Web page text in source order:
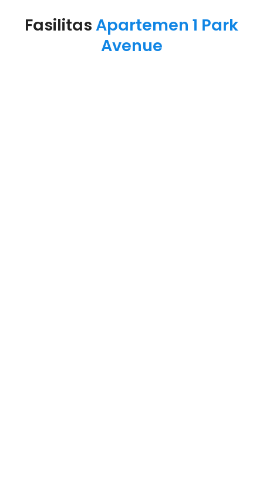
FasilitasApartemen 1 Park
Avenue